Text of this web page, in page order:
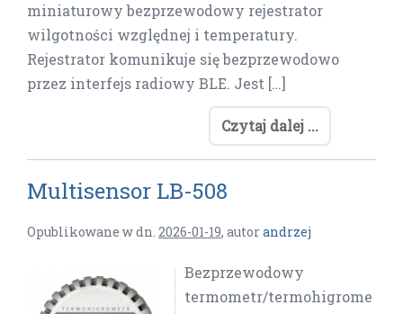
miniaturowy bezprzewodowy rejestrator
wilgotności względnej i temperatury.
Rejestrator komunikuje się bezprzewodowo
przez interfejs radiowy BLE. Jest […]
Czytaj dalej ...
Multisensor LB-508
Opublikowane w dn. 2026-01-19, autorandrzej
Bezprzewodowy
termometr/termohigrome